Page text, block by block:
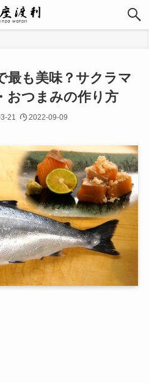
最も美味？サクラマ
おつまみの作り方
21 2022-09-09